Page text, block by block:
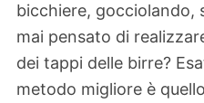
bicchiere, gocciolando,
mai pensato di
dei tappi delle birre?
metodo migliore è